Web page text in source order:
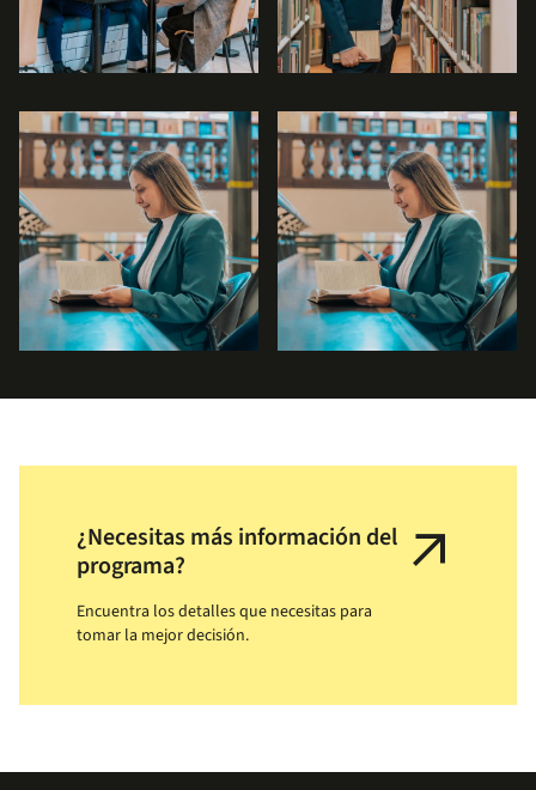
¿Necesitas más información del
programa?
Encuentra los detalles que necesitas para
tomar la mejor decisión.
arrow_outward